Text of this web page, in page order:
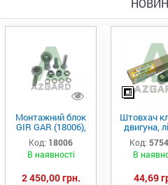
Монтажний блок
GIR GAR (18006),
Аналог
Код: 18006
В наявності
2 450,00 грн.
Штовхач
двигуна,
(575-
Код:
В
44,69